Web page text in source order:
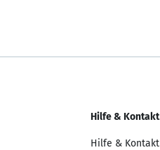
Hilfe & Kontakt
Hilfe & Kontakt